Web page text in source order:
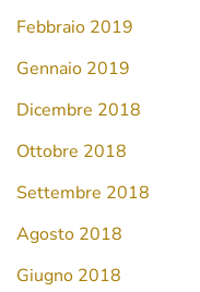
Febbraio 2019
Gennaio 2019
Dicembre 2018
Ottobre 2018
Settembre 2018
Agosto 2018
Giugno 2018